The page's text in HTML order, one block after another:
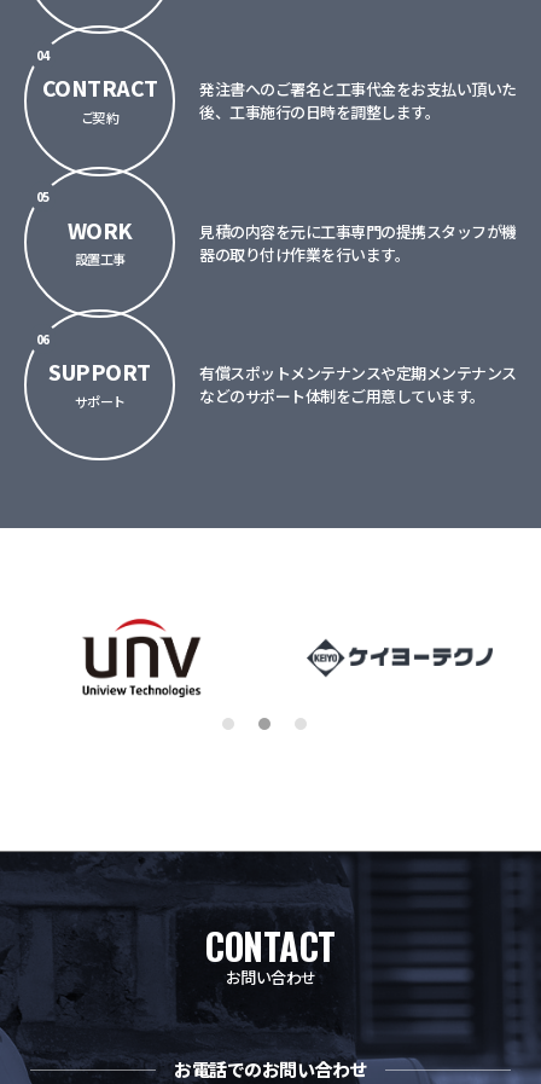
04
CONTRACT
ご契約
発注書へのご署名と工事代金をお支払い頂いた
後、工事施行の日時を調整します。
05
WORK
設置工事
見積の内容を元に工事専門の提携スタッフが機
器の取り付け作業を行います。
06
SUPPORT
サポート
有償スポットメンテナンスや定期メンテナンス
などのサポート体制をご用意しています。
CONTACT
お問い合わせ
お電話でのお問い合わせ